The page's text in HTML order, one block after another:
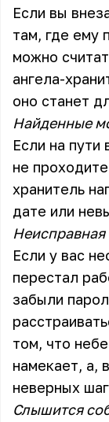
Если вы
там, где ему
можно
ангела-
оно станет
Найденные
Если на пути
не
хранитель
дате или
Неисправная
Если у вас
перестал
забыли
том, что
намекает, а,
неверных
Слышится